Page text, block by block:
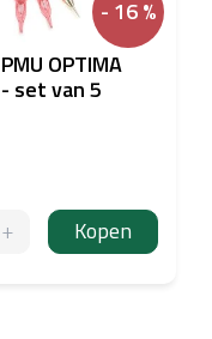
- 16 %
OPTIMA
set van 5
Kopen